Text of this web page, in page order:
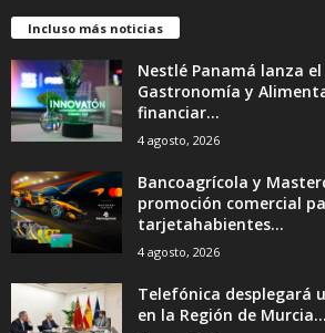
Incluso más noticias
Nestlé Panamá lanza
Gastronomía y
financiar...
4 agosto, 2026
Bancoagrícola y
promoción comercial
tarjetahabientes...
4 agosto, 2026
Telefónica desplegará
en la Región de Murcia...